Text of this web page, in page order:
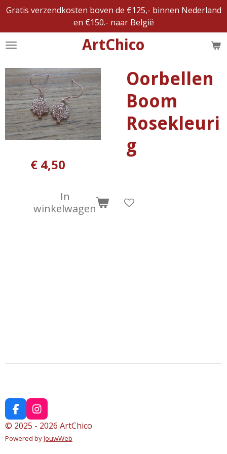
Ga
naar
de
ArtChico
Gratis verzendkosten boven de €125,- binnen Nederland
en €150.- naar België
Oorbellen
Boom
Rosekleuri
g
€ 4,50
In
winkelwagen
F
a
c
e
I
n
s
t
© 2025 - 2026 ArtChico
Powered byJouwWeb